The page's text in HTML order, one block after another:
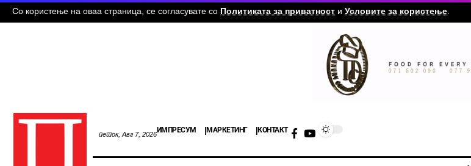
Со користење на оваа страница, се согласувате со Политиката за приватност и Условите за користење.
петок, Авг 7, 2026ИМПРЕСУМ МАРКЕТИНГ КОНТАКТ